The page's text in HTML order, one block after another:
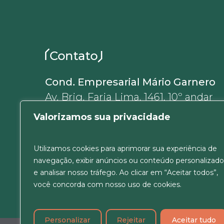
Valorizamos sua privacidade
Utilizamos cookies para aprimorar sua experiência de
navegação, exibir anúncios ou conteúdo personalizado
e analisar nosso tráfego. Ao clicar em “Aceitar todos”,
você concorda com nosso uso de cookies.
Personalizar Rejeitar Aceitar tudo
Contato
Cond. Empresarial Mário Garnero
Av. Brig. Faria Lima, 1461, 10º andar
01452-002, Jardim Paulistano
ver Mapa